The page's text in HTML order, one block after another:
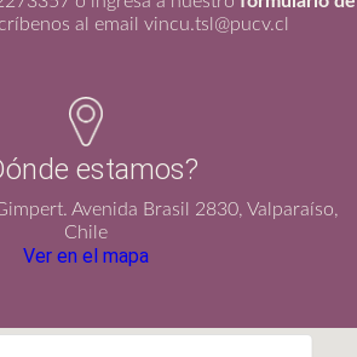
al email vincu.tsl@pucv.cl
estamos?
Avenida Brasil 2830, Valparaíso,
Chile
Ver en el mapa